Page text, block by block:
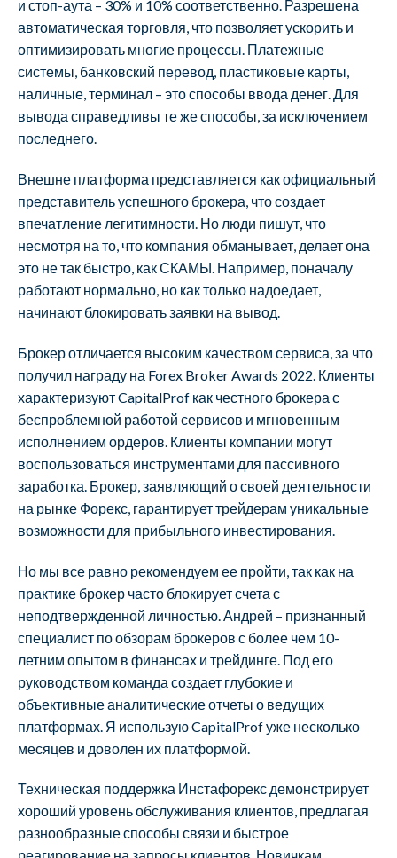
и стоп-аута – 30% и 10% соответственно. Разрешена
автоматическая торговля, что позволяет ускорить и
оптимизировать многие процессы. Платежные
системы, банковский перевод, пластиковые карты,
наличные, терминал – это способы ввода денег. Для
вывода справедливы те же способы, за исключением
последнего.
Внешне платформа представляется как официальный
представитель успешного брокера, что создает
впечатление легитимности. Но люди пишут, что
несмотря на то, что компания обманывает, делает она
это не так быстро, как СКАМЫ. Например, поначалу
работают нормально, но как только надоедает,
начинают блокировать заявки на вывод.
Брокер отличается высоким качеством сервиса, за что
получил награду на Forex Broker Awards 2022. Клиенты
характеризуют CapitalProf как честного брокера с
беспроблемной работой сервисов и мгновенным
исполнением ордеров. Клиенты компании могут
воспользоваться инструментами для пассивного
заработка. Брокер, заявляющий о своей деятельности
на рынке Форекс, гарантирует трейдерам уникальные
возможности для прибыльного инвестирования.
Но мы все равно рекомендуем ее пройти, так как на
практике брокер часто блокирует счета с
неподтвержденной личностью. Андрей – признанный
специалист по обзорам брокеров с более чем 10-
летним опытом в финансах и трейдинге. Под его
руководством команда создает глубокие и
объективные аналитические отчеты о ведущих
платформах. Я использую CapitalProf уже несколько
месяцев и доволен их платформой.
Техническая поддержка Инстафорекс демонстрирует
хороший уровень обслуживания клиентов, предлагая
разнообразные способы связи и быстрое